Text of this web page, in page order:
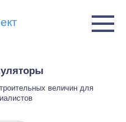
величин для